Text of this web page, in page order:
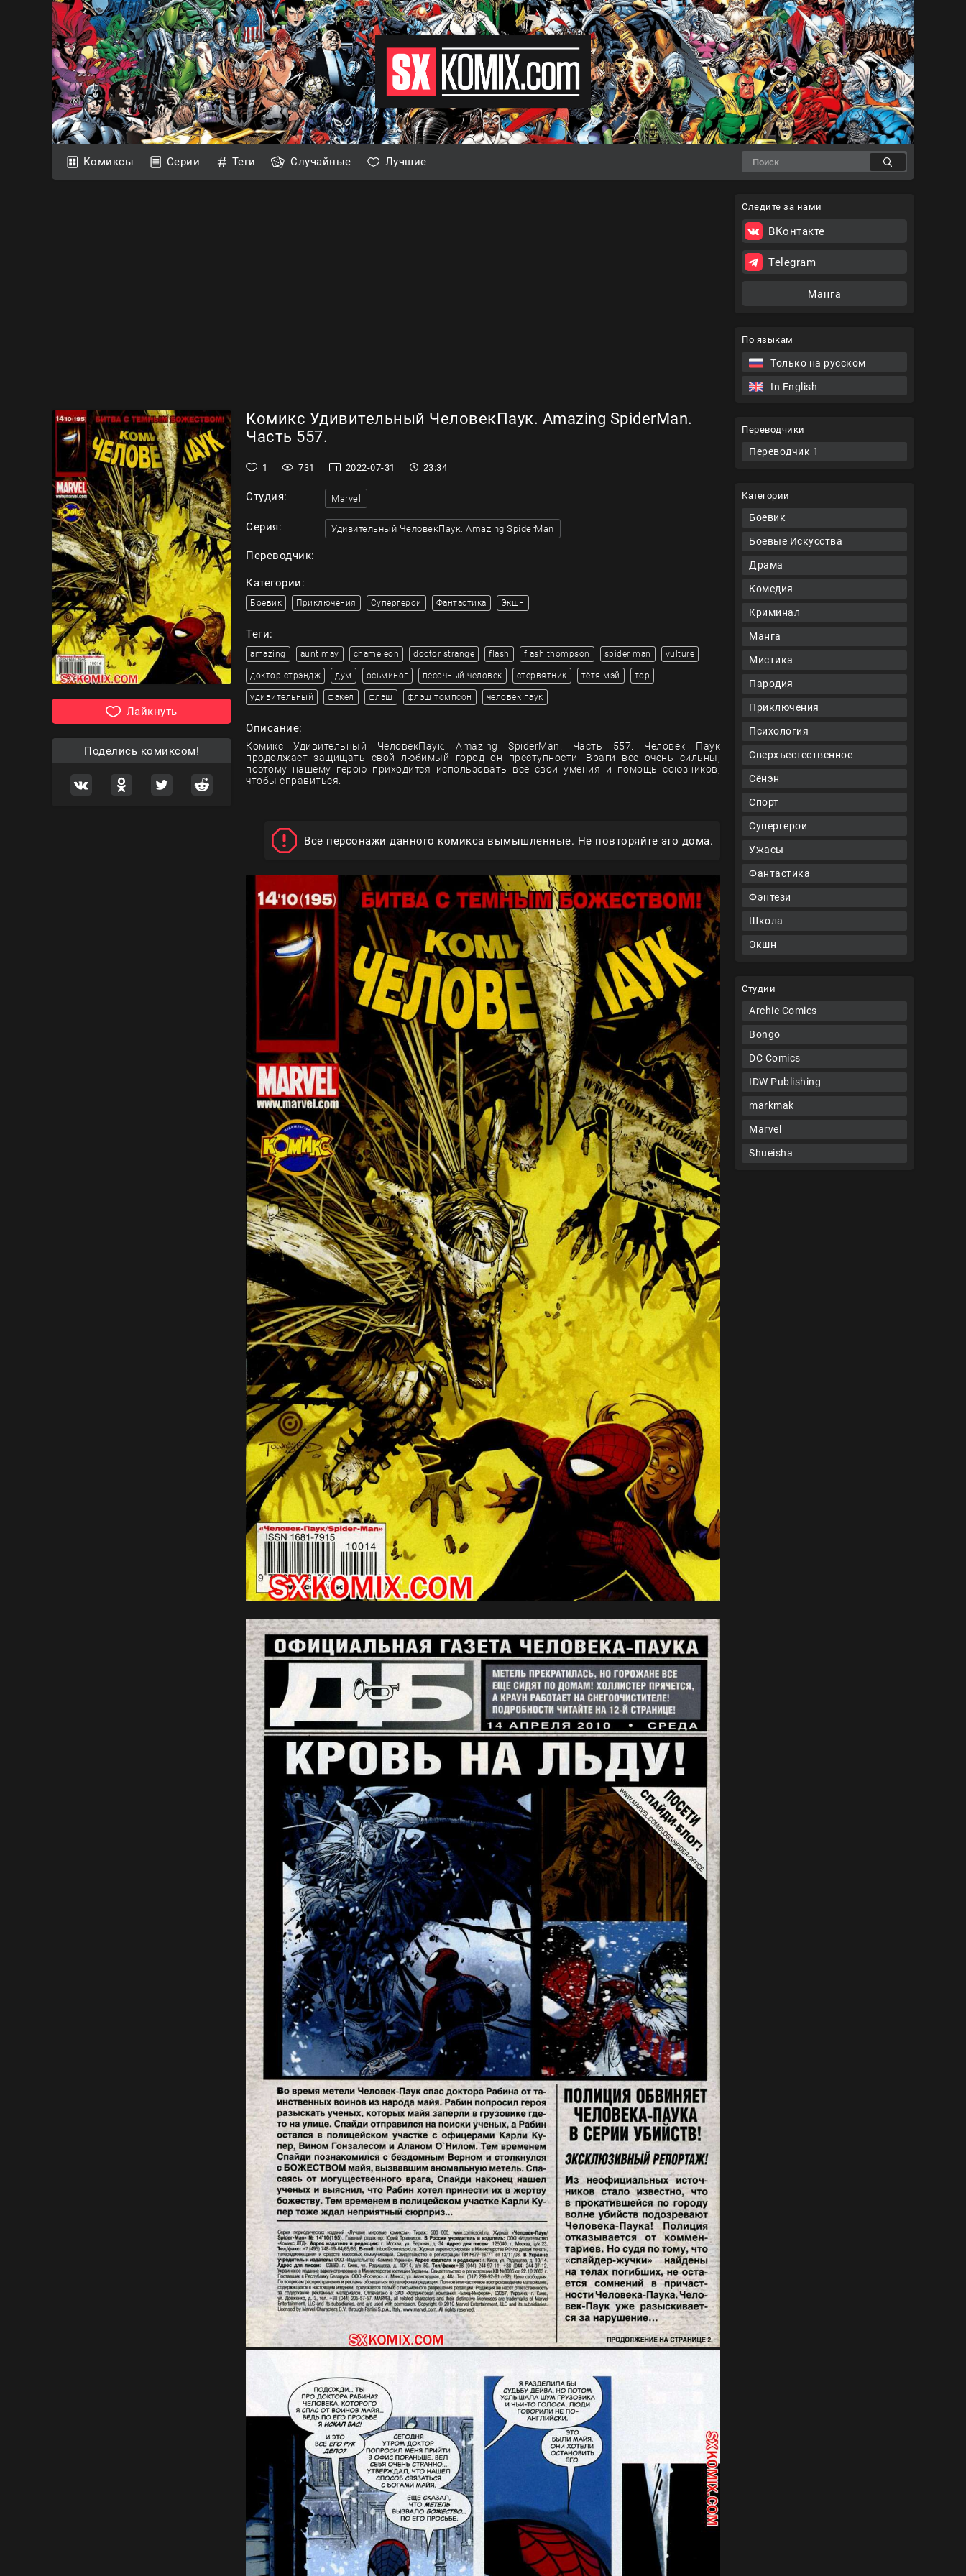
Комиксы Серии Теги Случайные Лучшие
По языкам
Только на русском
In English
Переводчики
Переводчик 1
Категории
Боевик
Боевые Искусства
Драма
Комедия
Криминал
Манга
Мистика
Пародия
Приключения
Психология
Сверхъестественное
Сёнэн
Спорт
Супергерои
Ужасы
Фантастика
Фэнтези
Школа
Экшн
Студии
Archie Comics
Bongo
DC Comics
IDW Publishing
markmak
Marvel
Shueisha
Лайкнуть
Поделись комиксом!
Комикс Удивительный ЧеловекПаук. Amazing SpiderMan.
Часть 557.
1 731 2022-07-31 23:34
Студия: Marvel
Серия: Удивительный ЧеловекПаук. Amazing SpiderMan
Переводчик:
Категории:
Боевик Приключения Супергерои Фантастика Экшн
Теги:
amazing aunt may chameleon doctor strange flash flash thompson spider man vulture
доктор стрэндж дум осьминог песочный человек стервятник тётя мэй тор
удивительный факел флэш флэш томпсон человек паук
Описание:
Комикс Удивительный ЧеловекПаук. Amazing SpiderMan. Часть 557. Человек Паук
продолжает защищать свой любимый город он преступности. Враги все очень сильны,
поэтому нашему герою приходится использовать все свои умения и помощь союзников,
чтобы справиться.
Все персонажи данного комикса вымышленные. Не повторяйте это дома.
Следите за нами
ВКонтакте
Telegram
Манга